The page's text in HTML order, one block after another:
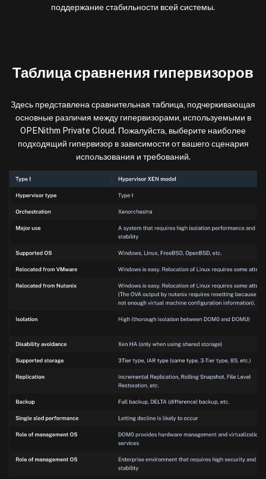
поддержание стабильности всей системы.
Таблица сравнения гипервизоров
Здесь представлена сравнительная таблица, подчеркивающая
основные различия между гипервизорами, используемыми в
OPENithm Private Cloud. Пожалуйста, выберите наиболее
подходящий гипервизор в зависимости от вашего сценария
использования и требований.